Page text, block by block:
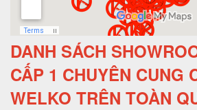
DANH SÁCH
CẤP 1 CHUYÊN CUNG
WELKO TRÊN TOÀN